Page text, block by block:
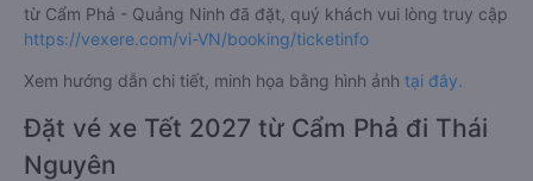
từ Cẩm Phả - Quảng Ninh đã đặt, quý khách vui lòng truy cập
https://vexere.com/vi-VN/booking/ticketinfo
Xem hướng dẫn chi tiết, minh họa bằng hình ảnh tại đây.
Đặt vé xe Tết 2027 từ Cẩm Phả đi Thái
Nguyên